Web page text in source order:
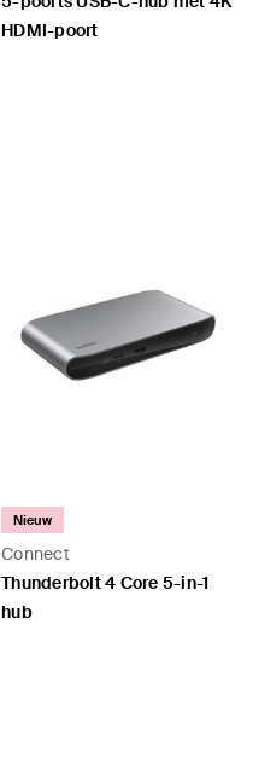
HDMI-poort
Connect
Nieuw
Thunderbolt 4 Core 5-in-1
hub